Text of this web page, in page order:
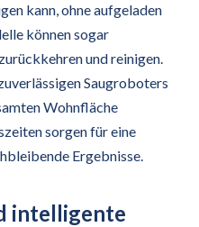
kann, ohne aufgeladen
können sogar
und reinigen.
Saugroboters
Wohnfläche
sorgen für eine
Ergebnisse.
intelligente